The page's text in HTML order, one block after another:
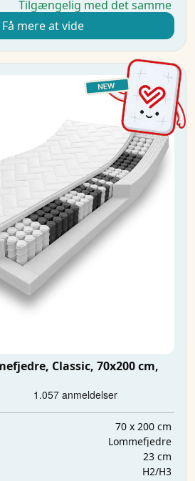
Tilgængelig med det samme
mere at vide
Classic, 70x200 cm,
70 x 200 cm
Lommefjedre
23 cm
H2/H3